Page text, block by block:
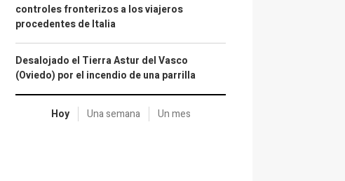
controles fronterizos a los viajeros
procedentes de Italia
Desalojado el Tierra Astur del Vasco
(Oviedo) por el incendio de una parrilla
Hoy Una semana Un mes